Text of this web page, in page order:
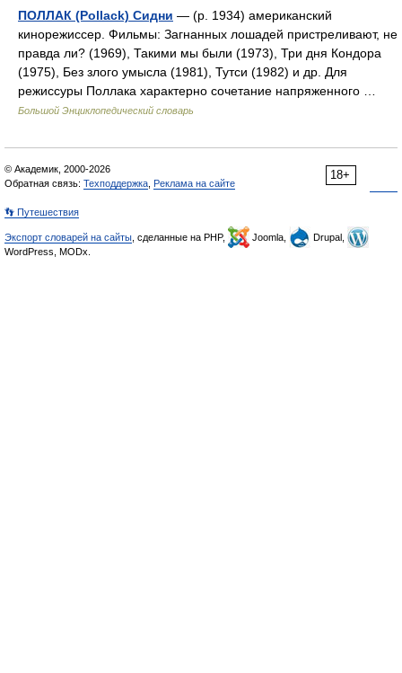
ПОЛЛАК (Pollack) Сидни — (р. 1934) американский
кинорежиссер. Фильмы: Загнанных лошадей пристреливают, не
правда ли? (1969), Такими мы были (1973), Три дня Кондора
(1975), Без злого умысла (1981), Тутси (1982) и др. Для
режиссуры Поллака характерно сочетание напряженного …
Большой Энциклопедический словарь
18+
© Академик, 2000-2026
Обратная связь: Техподдержка Реклама на сайте
👣 Путешествия
Экспорт словарей на сайты , сделанные на PHP, Joomla,
Drupal,
WordPress, MODx.